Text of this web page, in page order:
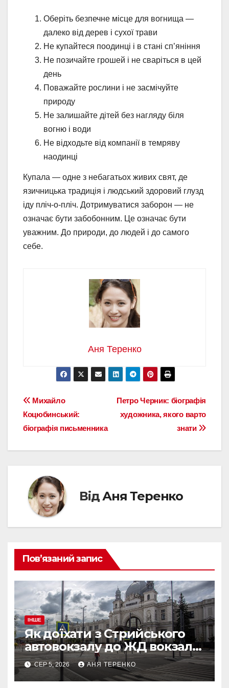
Оберіть безпечне місце для вогнища —
далеко від дерев і сухої трави
Не купайтеся поодинці і в стані сп’яніння
Не позичайте грошей і не сваріться в цей
день
Поважайте рослини і не засмічуйте
природу
Не залишайте дітей без нагляду біля
вогню і води
Не відходьте від компанії в темряву
наодинці
Купала — одне з небагатьох живих свят, де
язичницька традиція і людський здоровий глузд
іду пліч-о-пліч. Дотримуватися заборон — не
означає бути забобонним. Це означає бути
уважним. До природи, до людей і до самого
себе.
Аня Теренко
Навігація
записів
Петро Черник: біографія
художника, якого варто
знати
Михайло
Коцюбинський:
біографія письменника
ВідАня Теренко
Пов’язаний запис
ІНШЕ
Як доїхати з Стрийського
автовокзалу до ЖД вокзалу
у Львові
СЕР 5, 2026 АНЯ ТЕРЕНКО